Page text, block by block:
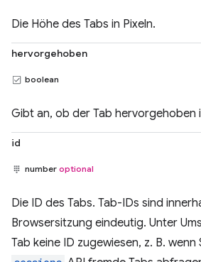
Die Höhe des Tabs in Pixeln.
hervorgehoben
boolean
Gibt an, ob der Tab hervorgehoben
id
number optional
Die ID des Tabs. Tab-IDs sind
Browsersitzung eindeutig. Unter
Tab keine ID zugewiesen, z. B. wenn